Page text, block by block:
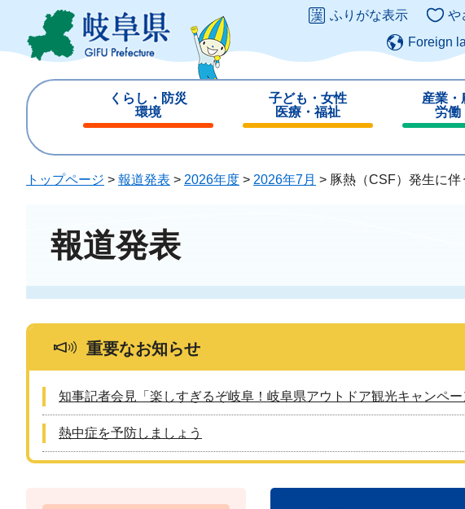
ジ
ュ
ふりがな表示 や
Foreign
くらし・防災
環境
じ
子ども・女性
医療・福祉
じ
る
産業・
労働
じ
る
トップページ > 報道発表 > 2026年度 > 2026年7月 > 豚熱（CSF）発生に伴
報道発表
重要なお知らせ
知事記者会見「楽しすぎるぞ岐阜！岐阜県アウトドア観光キャンペ
熱中症を予防しましょう